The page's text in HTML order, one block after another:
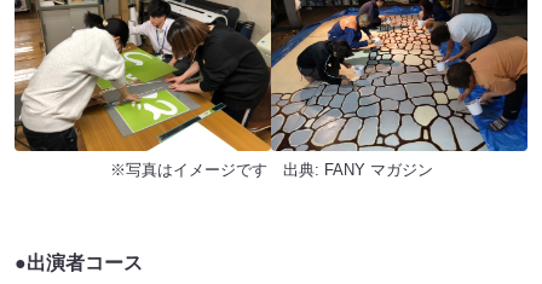
※写真はイメージです 出典: FANY マガジン
●出演者コース